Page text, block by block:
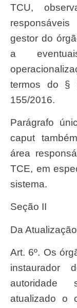
TCU,
gestor do
a
termos do §
155/2016.
Parágrafo único. As atribuições previstas no
caput
área
TCE, em
sistema.
Seção II
Da
Art. 6º. Os órgãos que exercem as funções de
instaurador
autoridade
atualizado o